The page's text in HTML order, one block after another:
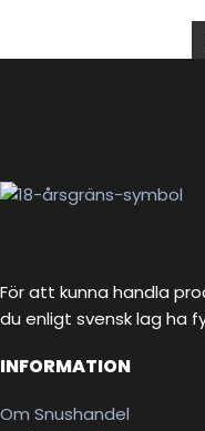
För att kunna handla
du enligt svensk lag ha
INFORMATION
Om Snushandel